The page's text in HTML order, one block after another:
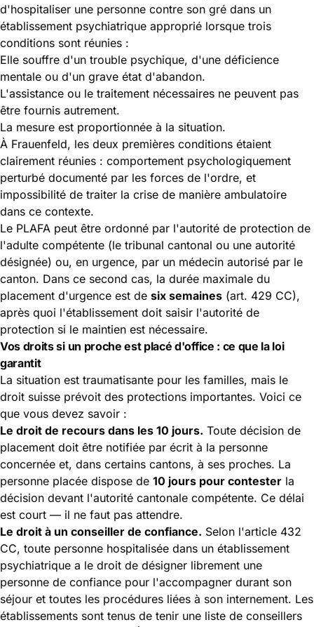
d'hospitaliser une personne contre son gré dans un
établissement psychiatrique approprié lorsque trois
conditions sont réunies :
Elle souffre d'un trouble psychique, d'une déficience
mentale ou d'un grave état d'abandon.
L'assistance ou le traitement nécessaires ne peuvent pas
être fournis autrement.
La mesure est proportionnée à la situation.
À Frauenfeld, les deux premières conditions étaient
clairement réunies : comportement psychologiquement
perturbé documenté par les forces de l'ordre, et
impossibilité de traiter la crise de manière ambulatoire
dans ce contexte.
Le PLAFA peut être ordonné par l'autorité de protection de
l'adulte compétente (le tribunal cantonal ou une autorité
désignée) ou, en urgence, par un médecin autorisé par le
canton. Dans ce second cas, la durée maximale du
placement d'urgence est de six semaines (art. 429 CC),
après quoi l'établissement doit saisir l'autorité de
protection si le maintien est nécessaire.
Vos droits si un proche est placé d'office : ce que la loi
garantit
La situation est traumatisante pour les familles, mais le
droit suisse prévoit des protections importantes. Voici ce
que vous devez savoir :
Le droit de recours dans les 10 jours. Toute décision de
placement doit être notifiée par écrit à la personne
concernée et, dans certains cantons, à ses proches. La
personne placée dispose de 10 jours pour contester la
décision devant l'autorité cantonale compétente. Ce délai
est court — il ne faut pas attendre.
Le droit à un conseiller de confiance. Selon l'article 432
CC, toute personne hospitalisée dans un établissement
psychiatrique a le droit de désigner librement une
personne de confiance pour l'accompagner durant son
séjour et toutes les procédures liées à son internement. Les
établissements sont tenus de tenir une liste de conseillers